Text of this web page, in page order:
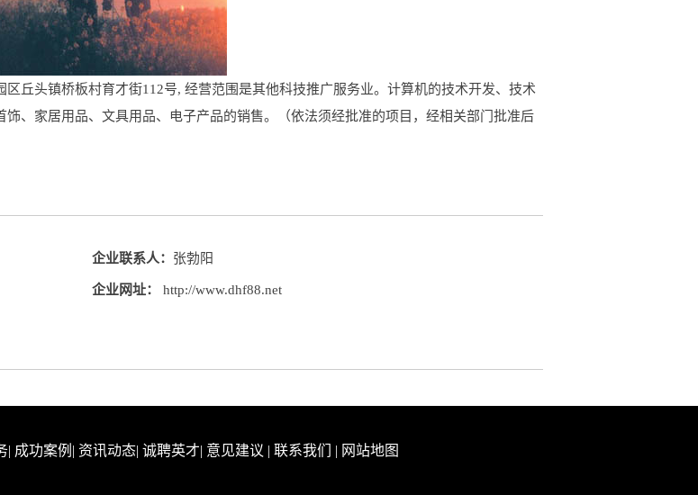
丘头镇桥板村育才街112号, 经营范围是其他科技推广服务业。计算机的技术开发、技术
、家居用品、文具用品、电子产品的销售。（依法须经批准的项目，经相关部门批准后
企业联系人： 张勃阳
企业网址： http://www.dhf88.net
| 成功案例 | 资讯动态| 诚聘英才| 意见建议 | 联系我们 | 网站地图